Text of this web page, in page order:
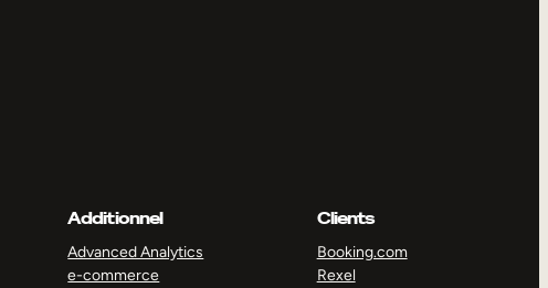
Additionnel
Advanced Analytics
e-commerce
Clients
Booking.com
Rexel